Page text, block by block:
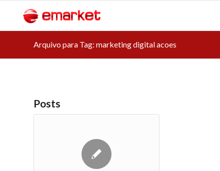
Arquivo para Tag: marketing digital acoes
Posts